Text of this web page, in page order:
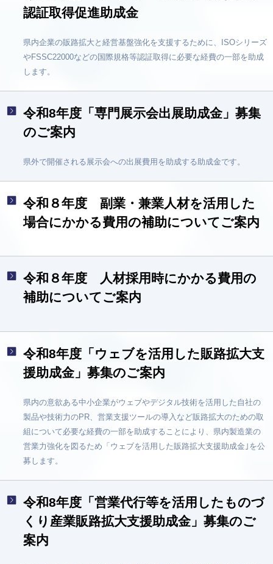
認証取得促進助成金
県内企業の販路拡大と経営基盤強化を支援するために、ISOシリーズ
やFSSC22000などの国際規格等認証取得に必要な経費の一部を助成
します。
令和8年度「専門展示会出展助成金」募集
のご案内
県外で開催される展示会への出展費用を助成する助成金です。
令和８年度 副業・兼業人材を活用した
場合にかかる費用の補助についてご案内
令和８年度 人材採用時にかかる費用の
補助についてご案内
令和8年度「ウェブを活用した販路拡大支
援助成金」募集のご案内
県内の意欲ある中小企業がウェブやデジタル技術を活用した自社の
製品や技術力のPR、営業支援ツールの導入など販路拡大のための取
組について必要な経費の一部を助成することにより、県内製造業の
営業力強化を図るため「ウェブを活用した販路拡大支援助成金｣を公
募します。
令和8年度「営業代行等を活用したものづ
くり産業販路拡大支援助成金」募集のご
案内